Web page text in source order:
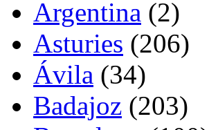
Argentina (2)
Asturies (206)
Ávila (34)
Badajoz (203)